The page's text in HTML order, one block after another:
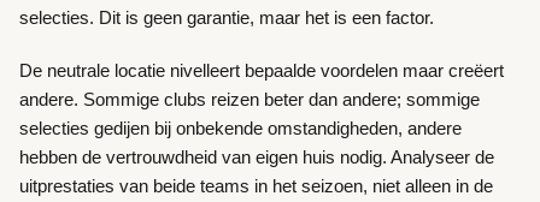
selecties. Dit is geen garantie, maar het is een factor.
De neutrale locatie nivelleert bepaalde voordelen maar creëert
andere. Sommige clubs reizen beter dan andere; sommige
selecties gedijen bij onbekende omstandigheden, andere
hebben de vertrouwdheid van eigen huis nodig. Analyseer de
uitprestaties van beide teams in het seizoen, niet alleen in de